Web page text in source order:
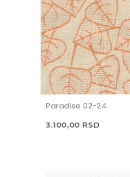
Paradise 02-24
3.100,00 RSD